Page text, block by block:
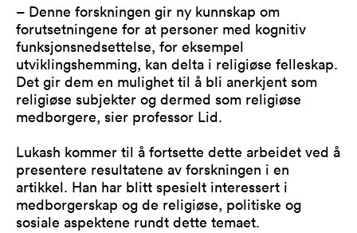
– Denne forskningen gir ny kunnskap om
forutsetningene for at personer med kognitiv
funksjonsnedsettelse, for eksempel
utviklingshemming, kan delta i religiøse felleskap.
Det gir dem en mulighet til å bli anerkjent som
religiøse subjekter og dermed som religiøse
medborgere, sier professor Lid.
Lukash kommer til å fortsette dette arbeidet ved å
presentere resultatene av forskningen i en
artikkel. Han har blitt spesielt interessert i
medborgerskap og de religiøse, politiske og
sosiale aspektene rundt dette temaet.